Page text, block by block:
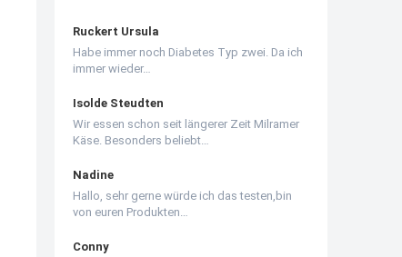
Ruckert Ursula
Habe immer noch Diabetes Typ zwei. Da ich
immer wieder…
Isolde Steudten
Wir essen schon seit längerer Zeit Milramer
Käse. Besonders beliebt…
Nadine
Hallo, sehr gerne würde ich das testen,bin
von euren Produkten…
Conny